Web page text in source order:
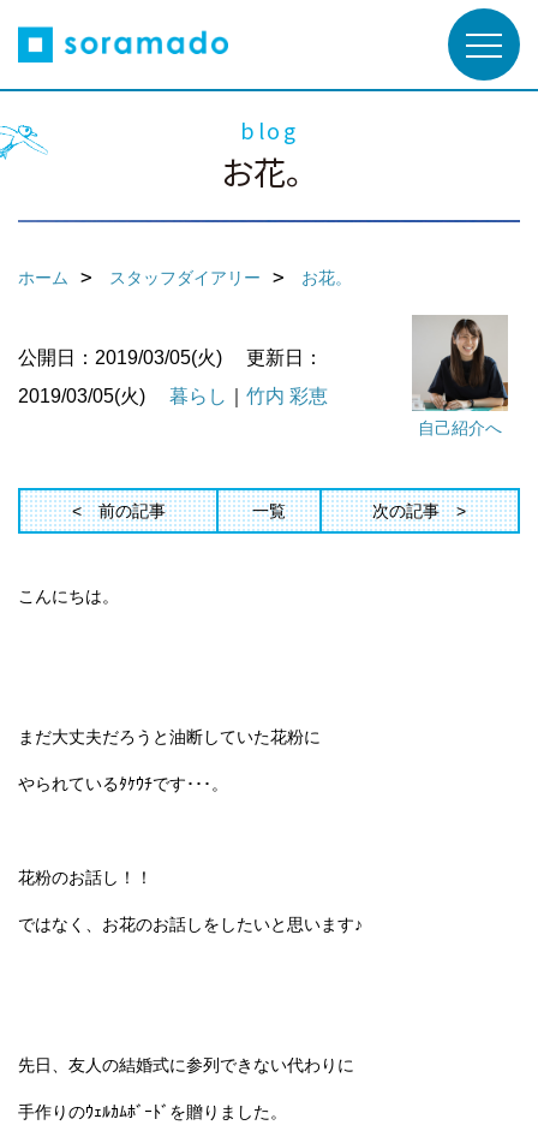
blog
お花。
ホーム スタッフダイアリー お花。
自己紹介へ
公開日：2019/03/05(火)
更新日：
2019/03/05(火)
暮らし 竹内 彩恵
前の記事 一覧 次の記事
こんにちは。
まだ大丈夫だろうと油断していた花粉に
やられているﾀｹｳﾁです･･･。
花粉のお話し！！
ではなく、お花のお話しをしたいと思います♪
先日、友人の結婚式に参列できない代わり に
手作りのｳｪﾙｶﾑﾎﾞｰﾄﾞを贈りました。